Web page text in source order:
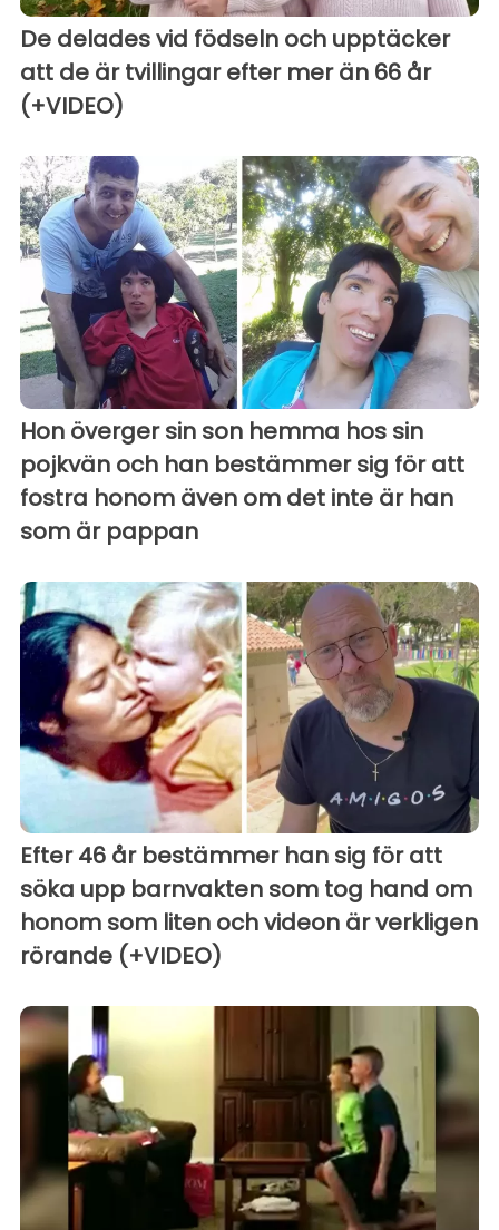
De delades vid födseln och upptäcker
att de är tvillingar efter mer än 66 år
(+VIDEO)
Hon överger sin son hemma hos sin
pojkvän och han bestämmer sig för att
fostra honom även om det inte är han
som är pappan
Efter 46 år bestämmer han sig för att
söka upp barnvakten som tog hand om
honom som liten och videon är verkligen
rörande (+VIDEO)